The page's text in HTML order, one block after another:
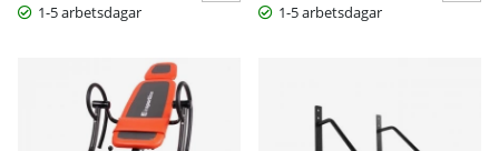
1-5 arbetsdagar 1-5 arbetsdagar